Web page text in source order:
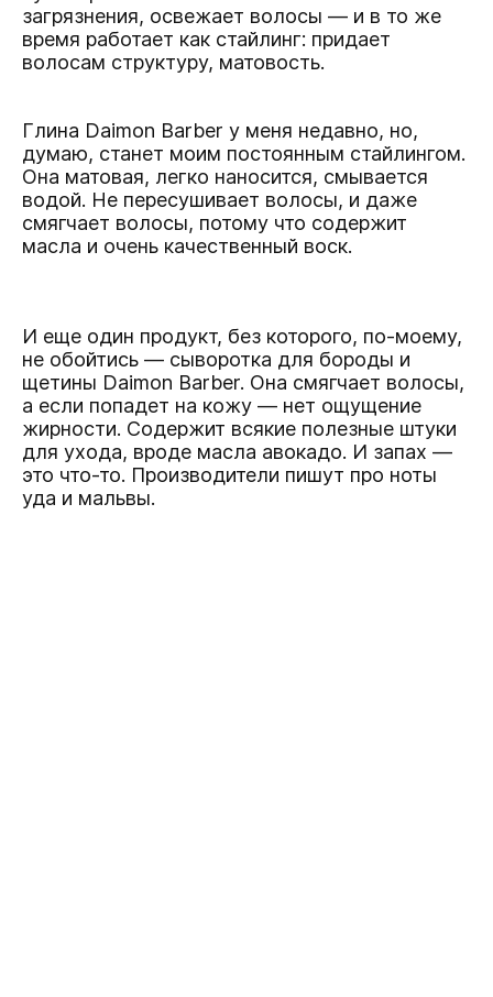
загрязнения, освежает волосы — и в то же
время работает как стайлинг: придает
волосам структуру, матовость.
Глина Daimon Barber у меня недавно, но,
думаю, станет моим постоянным стайлингом.
Она матовая, легко наносится, смывается
водой. Не пересушивает волосы, и даже
смягчает волосы, потому что содержит
масла и очень качественный воск.
И еще один продукт, без которого, по-моему,
не обойтись — сыворотка для бороды и
щетины Daimon Barber. Она смягчает волосы,
а если попадет на кожу — нет ощущение
жирности. Содержит всякие полезные штуки
для ухода, вроде масла авокадо. И запах —
это что-то. Производители пишут про ноты
уда и мальвы.